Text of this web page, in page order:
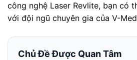
công nghệ Laser Revlite, bạn có
với đội ngũ chuyên gia của V-
Chủ Đề Được Quan Tâm